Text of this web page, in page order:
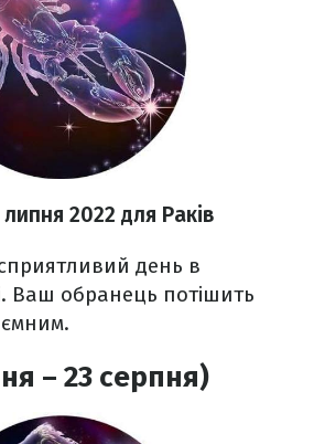
липня 2022 для Раків
день в
Ваш обранець потішить
– 23 серпня)